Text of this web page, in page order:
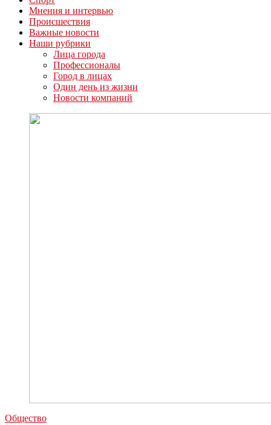
Мнения и интервью
Происшествия
Важные новости
Наши рубрики
Лица города
Профессионалы
Город в лицах
Один день из жизни
Новости компаний
Общество